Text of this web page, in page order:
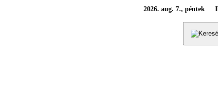
2026. aug. 7., péntek